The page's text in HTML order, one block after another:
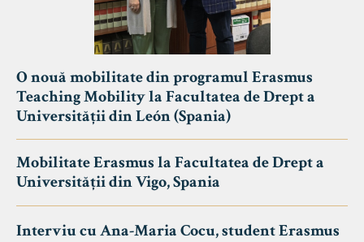
O nouă mobilitate din programul Erasmus
Teaching Mobility la Facultatea de Drept a
Universității din León (Spania)
Mobilitate Erasmus la Facultatea de Drept a
Universității din Vigo, Spania
Interviu cu Ana-Maria Cocu, student Erasmus